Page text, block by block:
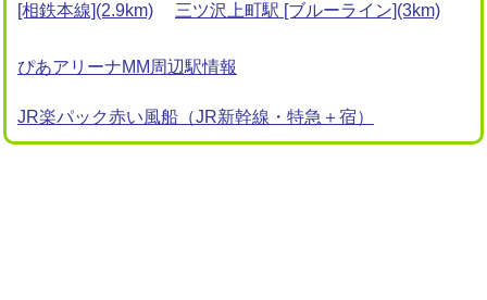
[相鉄本線](2.9km)
三ツ沢上町駅 [ブルーライン](3km)
ぴあアリーナMM周辺駅情報
JR楽パック赤い風船（JR新幹線・特急＋宿）